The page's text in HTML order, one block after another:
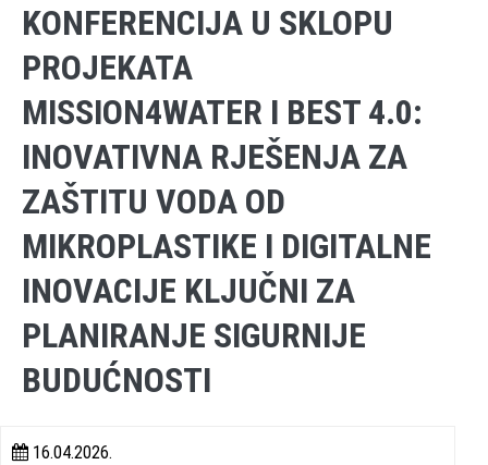
KONFERENCIJA U SKLOPU
PROJEKATA
MISSION4WATER I BEST 4.0:
INOVATIVNA RJEŠENJA ZA
ZAŠTITU VODA OD
MIKROPLASTIKE I DIGITALNE
INOVACIJE KLJUČNI ZA
PLANIRANJE SIGURNIJE
BUDUĆNOSTI
16.04.2026.